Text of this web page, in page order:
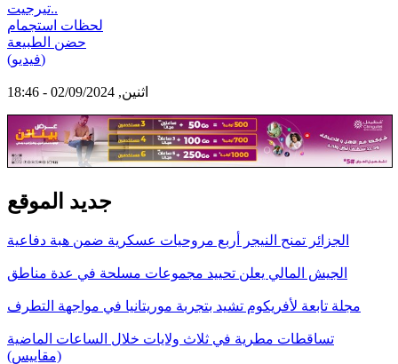
تيرجيت..
لحظات استجمام
حضن الطبيعة
(فيديو)
اثنين, 02/09/2024 - 18:46
جديد الموقع
الجزائر تمنح النيجر أربع مروحيات عسكرية ضمن هبة دفاعية
الجيش المالي يعلن تحييد مجموعات مسلحة في عدة مناطق
مجلة تابعة لأفريكوم تشيد بتجربة موريتانيا في مواجهة التطرف
تساقطات مطرية في ثلاث ولايات خلال الساعات الماضية
(مقاييس)